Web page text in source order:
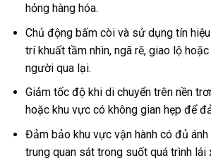
hỏng hàng hóa.
Chủ động bấm còi và sử dụng tín
trí khuất tầm nhìn, ngã rẽ, giao lộ
người qua lại.
Giảm tốc độ khi di chuyển trên nền
hoặc khu vực có không gian hẹp để
Đảm bảo khu vực vận hành có đủ
trung quan sát trong suốt quá trình lái